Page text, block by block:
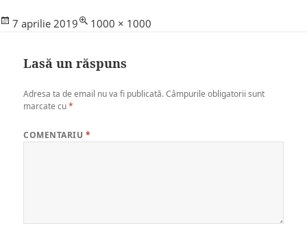
Posted
7 aprilie 2019
Full
1000 × 1000
Lasă un răspuns
Adresa ta de email nu va fi publicată. Câmpurile obligatorii sunt
marcate cu*
COMENTARIU *